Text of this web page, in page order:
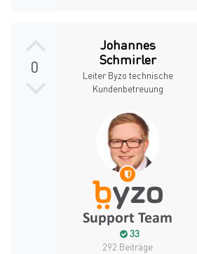
0
Johannes
Schmirler
Leiter Byzo technische
Kundenbetreuung
33
292 Beiträge